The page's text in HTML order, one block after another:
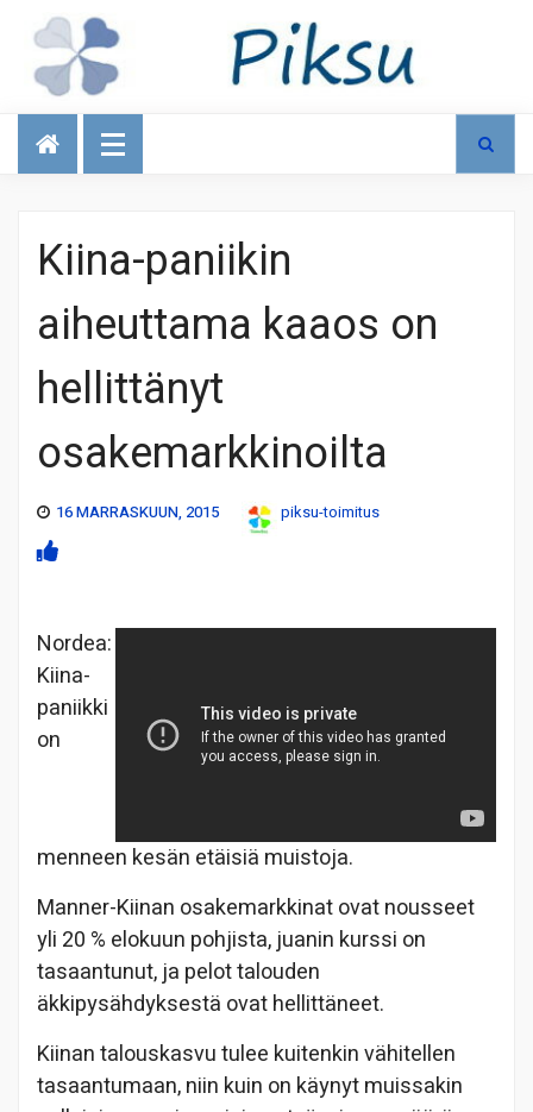
Talous
Kiina-paniikin
aiheuttama kaaos on
hellittänyt
osakemarkkinoilta
16 MARRASKUUN, 2015 piksu-toimitus
Nordea:
Kiina-
paniikki
on
menneen kesän etäisiä muistoja.
Manner-Kiinan osakemarkkinat ovat nousseet
yli 20 % elokuun pohjista, juanin kurssi on
tasaantunut, ja pelot talouden
äkkipysähdyksestä ovat hellittäneet.
Kiinan talouskasvu tulee kuitenkin vähitellen
tasaantumaan, niin kuin on käynyt muissakin